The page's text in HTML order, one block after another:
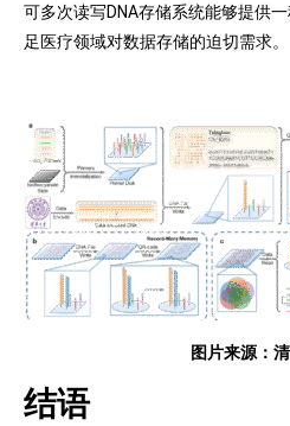
可多次读写DNA存储系统能够提供
足医疗领域对数据存储的迫切需求。
图片来源：
结语